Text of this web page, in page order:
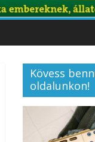
Kövess
oldalunkon!